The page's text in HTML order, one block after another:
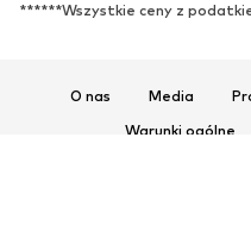
Akcesoria sportowe
******Wszystkie ceny z
O nas Media
Warunki ogólne